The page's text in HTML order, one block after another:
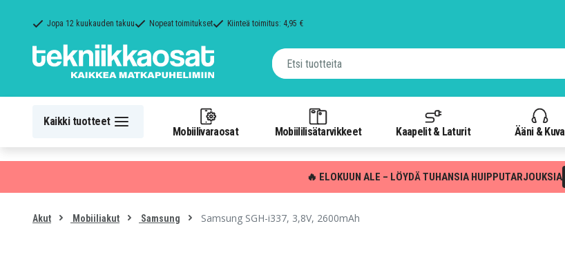
Jopa 12 kuukauden takuu Nopeat toimitukset Kiinteä toimitus: 4,95 €
Kaikki tuotteet
Mobiilivaraosat Mobiililisätarvikkeet Kaapelit & Laturit Ääni & Kuva
🔥 ELOKUUN ALE – LÖYDÄ TUHANSIA HUIPPUTARJOUKSIA
Akut Mobiiliakut Samsung Samsung SGH-i337, 3,8V, 2600mAh